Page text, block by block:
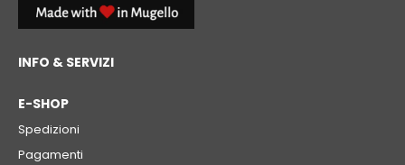
INFO & SERVIZI
E-SHOP
Spedizioni
Pagamenti